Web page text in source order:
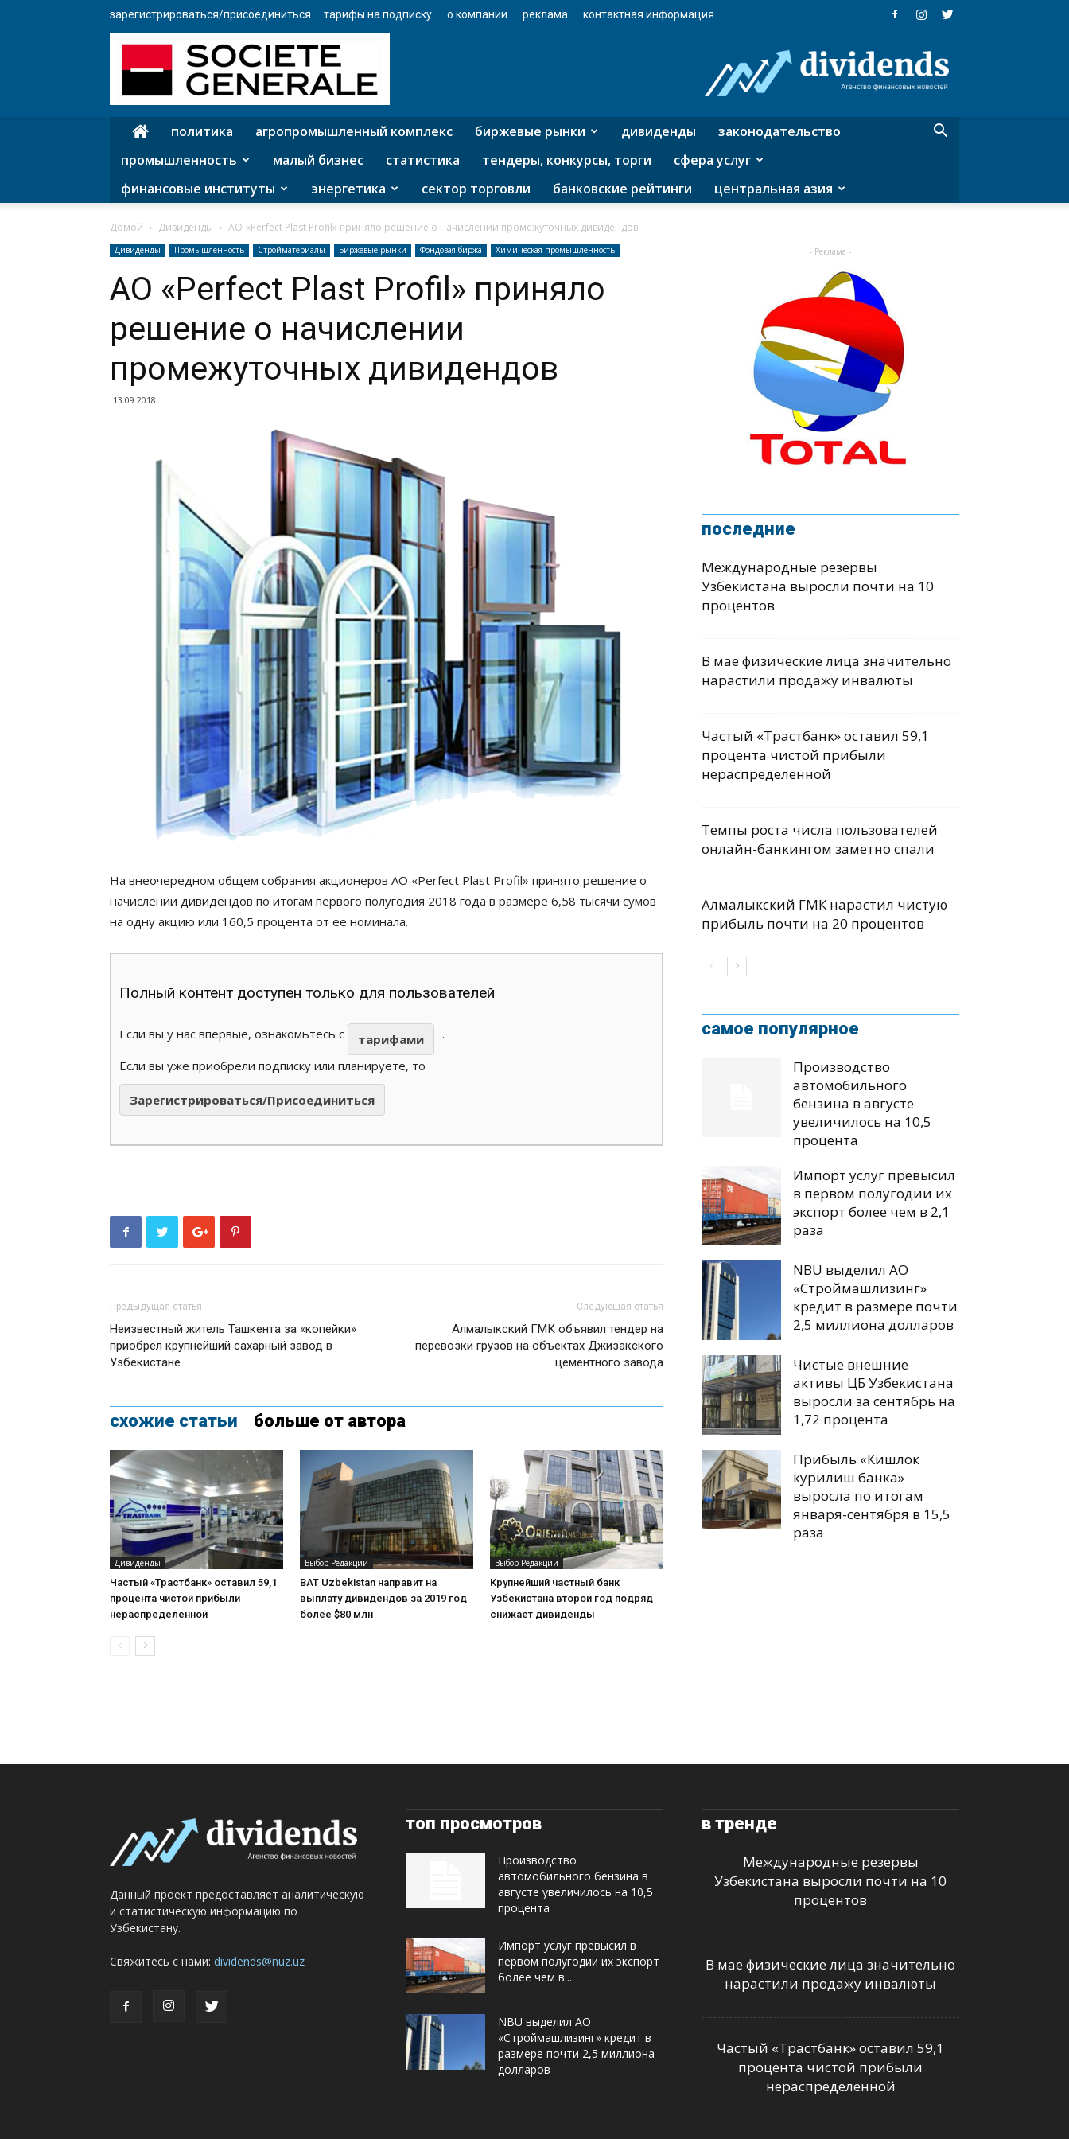
зарегистрироваться/присоединиться тарифы на подписку о компании реклама контактная информация
агентство
финансовых
политика агропромышленный комплекс биржевые рынки дивиденды
законодательство
промышленность
малый бизнес статистика тендеры, конкурсы, торги
сфера услуг
финансовые институты
энергетика сектор торговли банковские рейтинги центральная азия
Домой Дивиденды АО «Perfect Plast Profil» приняло решение о начислении промежуточных дивидендов
Дивиденды Промышленность Стройматериалы Биржевые рынки Фондовая биржа Химическая промышленность
АО «Perfect Plast Profil» приняло
решение о начислении
промежуточных дивидендов
13.09.2018
На внеочередном общем собрания акционеров АО «Perfect Plast Profil» принято решение о
начислении дивидендов по итогам первого полугодия 2018 года в размере 6,58 тысячи сумов
на одну акцию или 160,5 процента от ее номинала.
Полный контент доступен только для пользователей
Если вы у нас впервые, ознакомьтесь с тарифами
.
Если вы уже приобрели подписку или планируете, то
Зарегистрироваться/Присоединиться
Предыдущая статья
Неизвестный житель Ташкента за «копейки»
приобрел крупнейший сахарный завод в
Узбекистане
Следующая статья
Алмалыкский ГМК объявил тендер на
перевозки грузов на объектах Джизакского
цементного завода
схожие статьи больше от автора
Дивиденды
Частый «Трастбанк» оставил 59,1
процента чистой прибыли
нераспределенной
Выбор Редакции
BAT Uzbekistan направит на
выплату дивидендов за 2019 год
более $80 млн
Выбор Редакции
Крупнейший частный банк
Узбекистана второй год подряд
снижает дивиденды
- Реклама -
последние
Международные резервы
Узбекистана выросли почти на 10
процентов
В мае физические лица значительно
нарастили продажу инвалюты
Частый «Трастбанк» оставил 59,1
процента чистой прибыли
нераспределенной
Темпы роста числа пользователей
онлайн-банкингом заметно спали
Алмалыкский ГМК нарастил чистую
прибыль почти на 20 процентов
самое популярное
Производство
автомобильного
бензина в августе
увеличилось на 10,5
процента
Импорт услуг превысил
в первом полугодии их
экспорт более чем в 2,1
раза
NBU выделил АО
«Строймашлизинг»
кредит в размере почти
2,5 миллиона долларов
Чистые внешние
активы ЦБ Узбекистана
выросли за сентябрь на
1,72 процента
Прибыль «Кишлок
курилиш банка»
выросла по итогам
января-сентября в 15,5
раза
Данный проект предоставляет аналитическую
и статистическую информацию по
Узбекистану.
Свяжитесь с нами: dividends@nuz.uz
топ просмотров
Производство
автомобильного бензина в
августе увеличилось на 10,5
процента
Импорт услуг превысил в
первом полугодии их экспорт
более чем в...
NBU выделил АО
«Строймашлизинг» кредит в
размере почти 2,5 миллиона
долларов
в тренде
Международные резервы
Узбекистана выросли почти на 10
процентов
В мае физические лица значительно
нарастили продажу инвалюты
Частый «Трастбанк» оставил 59,1
процента чистой прибыли
нераспределенной